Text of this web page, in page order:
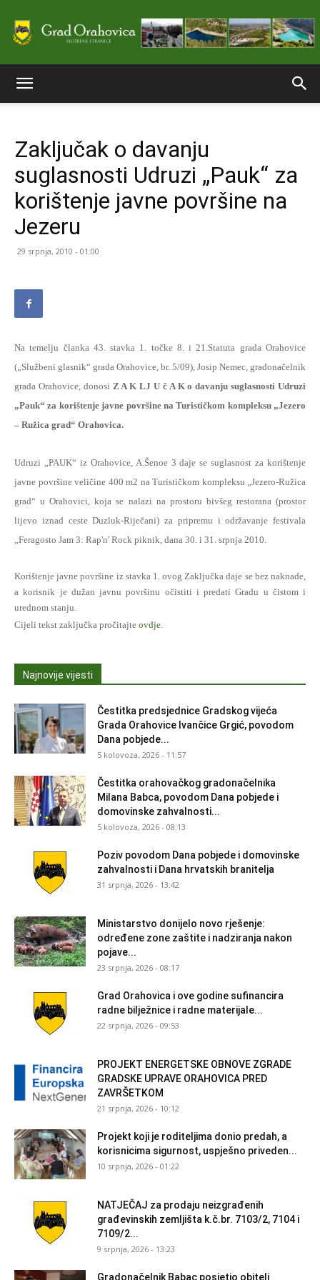
stranice
Grada
Zaključak o davanju
suglasnosti Udruzi „Pauk“ za
korištenje javne površine na
Jezeru
29 srpnja, 2010 - 01:00
Na temelju članka 43. stavka 1. točke 8. i 21.Statuta grada Orahovice
(„Službeni glasnik“ grada Orahovice, br. 5/09), Josip Nemec, gradonačelnik
grada Orahovice, donosi Z A K LJ U č A K o davanju suglasnosti Udruzi
„Pauk“ za korištenje javne površine na Turističkom kompleksu „Jezero
– Ružica grad“ Orahovica.
Udruzi „PAUK“ iz Orahovice, A.Šenoe 3 daje se suglasnost za korištenje
javne površine veličine 400 m2 na Turističkom kompleksu „Jezero-Ružica
grad“ u Orahovici, koja se nalazi na prostoru bivšeg restorana (prostor
lijevo iznad ceste Duzluk-Riječani) za pripremu i održavanje festivala
„Feragosto Jam 3: Rap'n' Rock piknik, dana 30. i 31. srpnja 2010.
Korištenje javne površine iz stavka 1. ovog Zaključka daje se bez naknade,
a korisnik je dužan javnu površinu očistiti i predati Gradu u čistom i
urednom stanju.
Cijeli tekst zaključka pročitajte ovdje.
Najnovije vijesti
Čestitka predsjednice Gradskog vijeća
Grada Orahovice Ivančice Grgić, povodom
Dana pobjede...
5 kolovoza, 2026 - 11:57
Čestitka orahovačkog gradonačelnika
Milana Babca, povodom Dana pobjede i
domovinske zahvalnosti...
5 kolovoza, 2026 - 08:13
Poziv povodom Dana pobjede i domovinske
zahvalnosti i Dana hrvatskih branitelja
31 srpnja, 2026 - 13:42
Ministarstvo donijelo novo rješenje:
određene zone zaštite i nadziranja nakon
pojave...
23 srpnja, 2026 - 08:17
Grad Orahovica i ove godine sufinancira
radne bilježnice i radne materijale...
22 srpnja, 2026 - 09:53
PROJEKT ENERGETSKE OBNOVE ZGRADE
GRADSKE UPRAVE ORAHOVICA PRED
ZAVRŠETKOM
21 srpnja, 2026 - 10:12
Projekt koji je roditeljima donio predah, a
korisnicima sigurnost, uspješno priveden...
10 srpnja, 2026 - 01:22
NATJEČAJ za prodaju neizgrađenih
građevinskih zemljišta k.č.br. 7103/2, 7104 i
7109/2...
9 srpnja, 2026 - 13:23
Gradonačelnik Babac posjetio obitelj